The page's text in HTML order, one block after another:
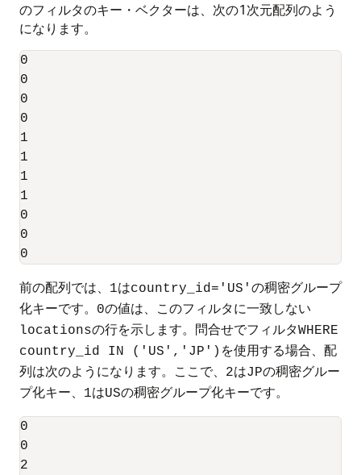
のフィルタのキー・ベクターは、次の1次元配列のよう
になります。
0
0
0
0
1
1
1
1
0
0
前の配列では、 1はcountry_id='US' の稠密グループ
化キーです。
0の値は、このフィルタに一致しない
locationsの行を示します。問合せでフィルタWHERE
country_id IN ('US','JP') を使用する場合、配
列は次のようになります。ここで、
2はJPの稠密グルー
プ化キー、
1はUSの稠密グループ化キーです。
0
0
2